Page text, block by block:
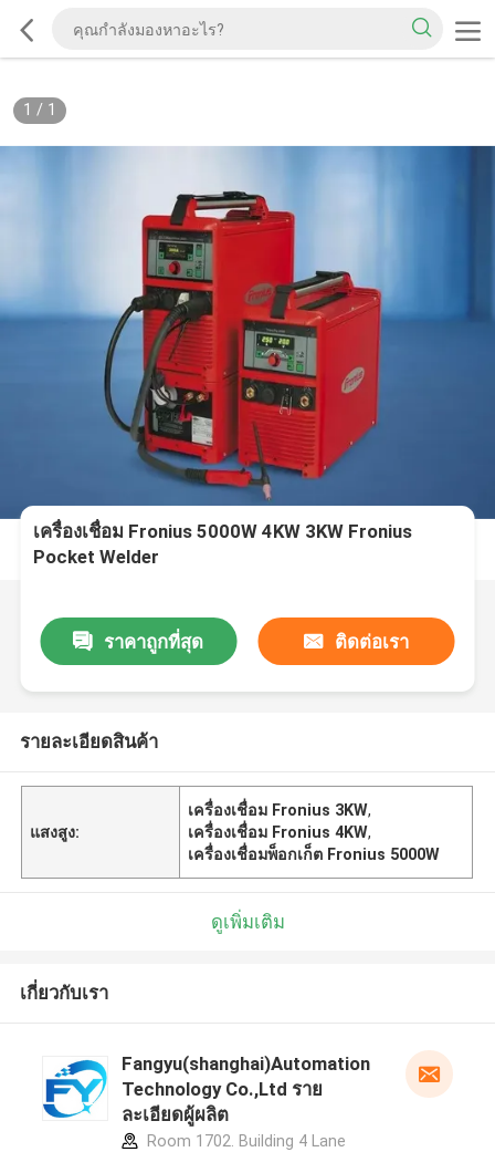
1 / 1
เครื่องเชื่อม Fronius 5000W 4KW 3KW Fronius
Pocket Welder
ราคาถูกที่สุด ติดต่อเรา
รายละเอียดสินค้า
แสงสูง:
เครื่องเชื่อม Fronius 3KW,
เครื่องเชื่อม Fronius 4KW,
เครื่องเชื่อมพ็อกเก็ต Fronius 5000W
ดูเพิ่มเติม
เกี่ยวกับเรา
Fangyu(shanghai)Automation
Technology Co.,Ltd ราย
ละเอียดผู้ผลิต
Room 1702. Building 4 Lane